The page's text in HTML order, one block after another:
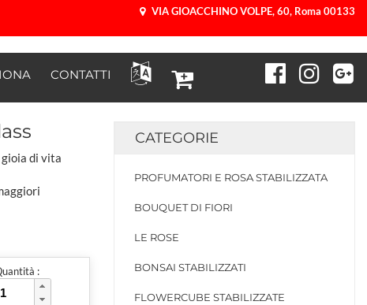
VIA GIOACCHINO VOLPE, 60, Roma 00133
CONTATTI
di vita
:
CATEGORIE
PROFUMATORI E ROSA STABILIZZATA
BOUQUET DI FIORI
LE ROSE
BONSAI STABILIZZATI
FLOWERCUBE STABILIZZATE